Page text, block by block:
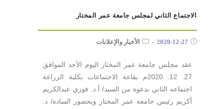
الاجتماع الثاني لمجلس جامعة عمر المختار
2020-12-27 الأخبار والإعلانات
عقد مجلس جامعة عمر المختار اليوم الأحد الموافق
27. 12. 2020م بقاعة الاجتماعات بكلية الزراعة
اجتماعه الثاني بدعوة من السيد/ أ.د. فوزي عبدالكريم
أكريم رئيس جامعة عمر المختار وبحضور السادة/ د.